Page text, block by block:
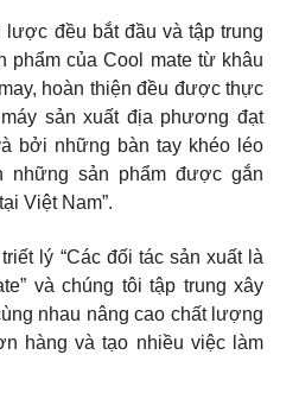
lược đều bắt đầu và tập trung
phẩm của Cool mate từ khâu
hoàn thiện đều được thực
sản xuất địa phương đạt
bởi những bàn tay khéo léo
những sản phẩm được gắn
Việt Nam”.
lý “Các đối tác sản xuất là
và chúng tôi tập trung xây
nhau nâng cao chất lượng
hàng và tạo nhiều việc làm